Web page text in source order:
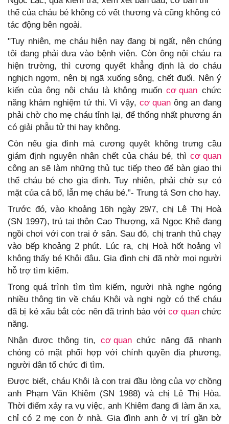
thể của cháu bé không có vết thương và cũng không có
tác động bên ngoài.
"Tuy nhiên, mẹ cháu hiện nay đang bị ngất, nên chúng
tôi đang phải đưa vào bệnh viện. Còn ông nội cháu ra
hiện trường, thì cương quyết khẳng định là do cháu
nghịch ngợm, nên bị ngã xuống sông, chết đuối. Nên ý
kiến của ông nội cháu là không muốncơ quan chức
năng khám nghiệm tử thi. Vì vậy,cơ quan ông an đang
phải chờ cho mẹ cháu tỉnh lại, để thống nhất phương án
có giải phẫu tử thi hay không.
Còn nếu gia đình mà cương quyết không trưng cầu
giám định nguyên nhân chết của cháu bé, thì cơ quan
công an sẽ làm những thủ tục tiếp theo để bàn giao thi
thể cháu bé cho gia đình. Tuy nhiên, phải chờ sự có
mặt của cả bố, lẫn mẹ cháu bé.”- Trung tá Sơn cho hay.
Trước đó, vào khoảng 16h ngày 29/7, chị Lê Thị Hoà
(SN 1997), trú tại thôn Cao Thượng, xã Ngọc Khê đang
ngồi chơi với con trai ở sân. Sau đó, chị tranh thủ chạy
vào bếp khoảng 2 phút. Lúc ra, chị Hoà hốt hoảng vì
không thấy bé Khôi đâu. Gia đình chị đã nhờ mọi người
hỗ trợ tìm kiếm.
Trong quá trình tìm tìm kiếm, người nhà nghe ngóng
nhiều thông tin về cháu Khôi và nghi ngờ có thể cháu
đã bị kẻ xấu bắt cóc nên đã trình báo với cơ quanchức
năng.
Nhận được thông tin, cơ quanchức năng đã nhanh
chóng có mặt phối hợp với chính quyền địa phương,
người dân tổ chức đi tìm.
Được biết, cháu Khôi là con trai đầu lòng của vợ chồng
anh Phạm Văn Khiêm (SN 1988) và chị Lê Thị Hòa.
Thời điểm xảy ra vụ việc, anh Khiêm đang đi làm ăn xa,
chỉ có 2 mẹ con ở nhà. Gia đình anh ở vị trí gần bờ